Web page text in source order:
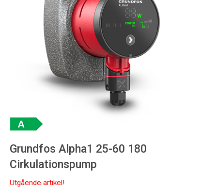
Grundfos Alpha1 25-60 180
Cirkulationspump
Utgående artikel!